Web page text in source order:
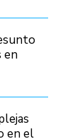
en
en el